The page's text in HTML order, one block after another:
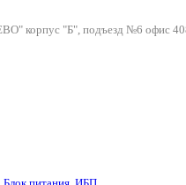
корпус "Б", подъезд №6 офис